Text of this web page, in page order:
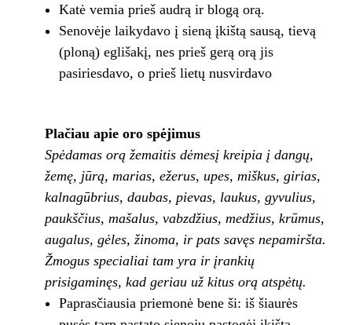
Katė vemia prieš audrą ir blogą orą.
Senovėje laikydavo į sieną įkištą sausą, tievą
(ploną) eglišakį, nes prieš gerą orą jis
pasiriesdavo, o prieš lietų nusvirdavo
Plačiau apie oro spėjimus
Spėdamas orą žemaitis dėmesį kreipia į dangų,
žemę, jūrą, marias, ežerus, upes, miškus, girias,
kalnagūbrius, daubas, pievas, laukus, gyvulius,
paukščius, mašalus, vabzdžius, medžius, krūmus,
augalus, gėles, žinoma, ir pats savęs nepamiršta.
Žmogus specialiai tam yra ir įrankių
prisigaminęs, kad geriau už kitus orą atspėtų.
Paprasčiausia priemonė bene ši: iš šiaurės